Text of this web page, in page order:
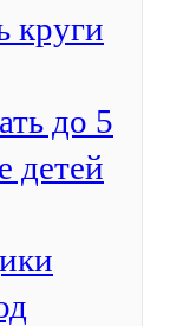
круги
до 5
детей